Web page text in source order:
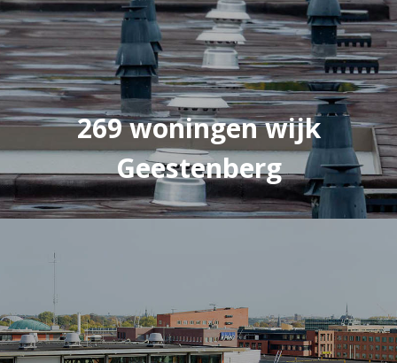
269 woningen wijk
Geestenberg